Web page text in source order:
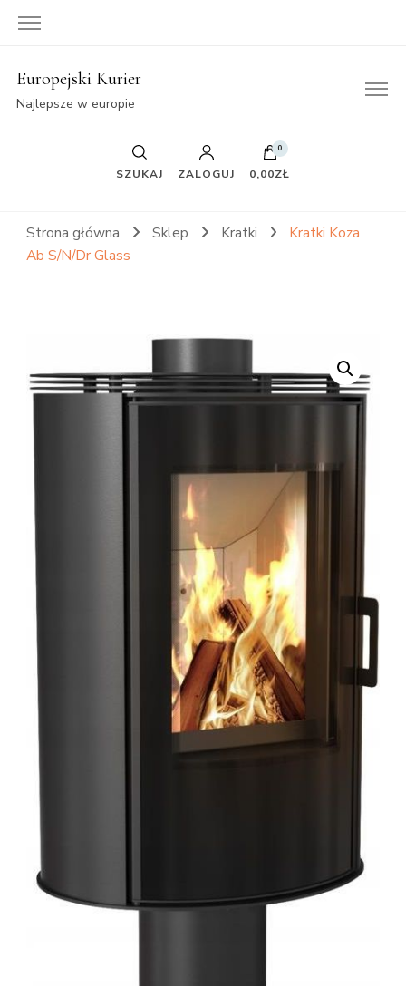
Europejski Kurier
Najlepsze w europie
SZUKAJ ZALOGUJ
0
0,00ZŁ
Strona główna Sklep Kratki
Kratki Koza
Ab S/N/Dr Glass